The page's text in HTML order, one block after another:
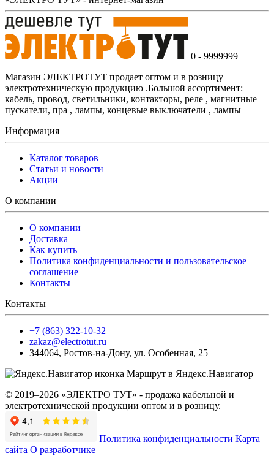
0 - 9999999
Магазин ЭЛЕКТРОТУТ продает оптом и в розницу
электротехническую продукцию .Большой ассортимент:
кабель, провод, светильники, контакторы, реле , магнитные
пускатели, пра , лампы, концевые выключатели , лампы
Информация
Каталог товаров
Статьи и новости
Акции
О компании
О компании
Доставка
Как купить
Политика конфиденциальности и пользовательское
соглашение
Контакты
Контакты
+7 (863) 322-10-32
zakaz@electrotut.ru
344064, Ростов-на-Дону, ул. Особенная, 25
Маршрут в Яндекс.Навигатор
© 2019–2026 «ЭЛЕКТРО ТУТ» - продажа кабельной и
электротехнической продукции оптом и в розницу.
Политика конфиденциальности Карта
сайта О разработчике